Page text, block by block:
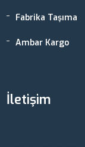
Fabrika Taşıma
Ambar Kargo
İletişim